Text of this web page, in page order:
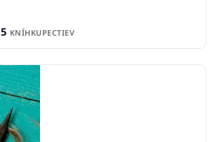
5 KNÍHKUPECTIEV